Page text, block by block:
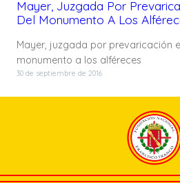
Mayer, Juzgada Por
Del Monumento A Los
Mayer, juzgada por prevaricación
monumento a los alféreces
30 de septiembre de 2016